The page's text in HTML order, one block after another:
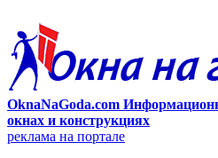
OknaNaGoda.com
окнах и конструкциях
реклама на портале